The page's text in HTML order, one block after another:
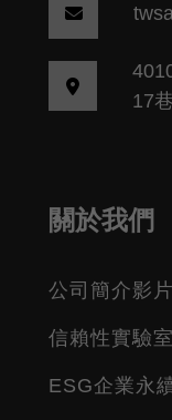
17
關於我們
公司簡介影片
信賴性實驗室
ESG企業永